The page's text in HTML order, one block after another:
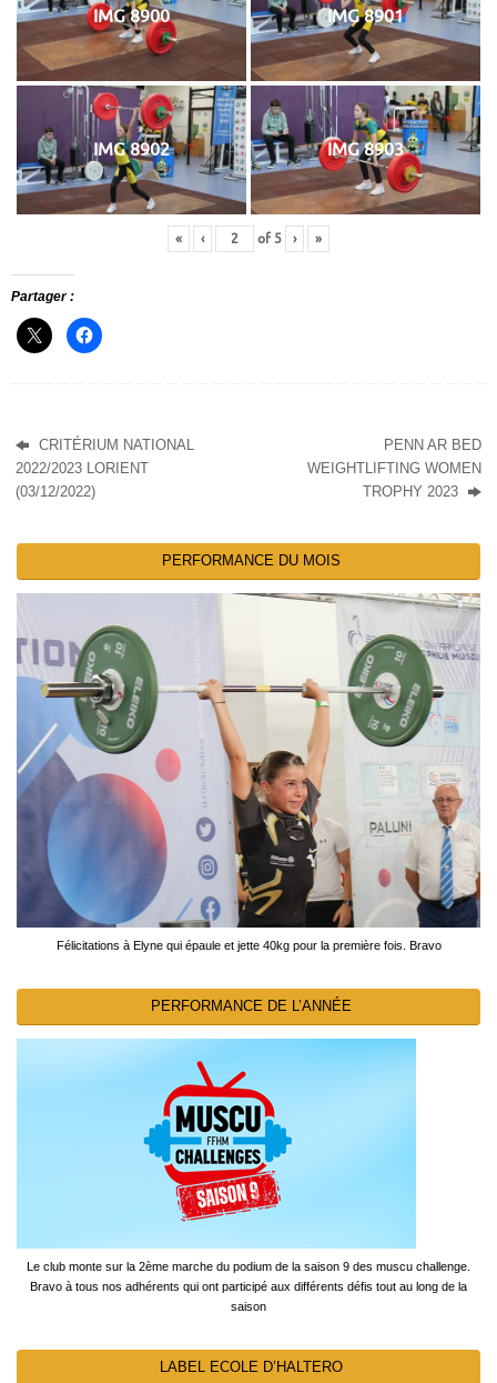
IMG 8900 IMG 8901
IMG 8902 IMG 8903
« ‹ of 5 › »
Partager :
CRITÉRIUM NATIONAL
2022/2023 LORIENT
(03/12/2022)
PENN AR BED
WEIGHTLIFTING WOMEN
TROPHY 2023
PERFORMANCE DU MOIS
Félicitations à Elyne qui épaule et jette 40kg pour la première fois. Bravo
PERFORMANCE DE L’ANNÉE
Le club monte sur la 2ème marche du podium de la saison 9 des muscu challenge.
Bravo à tous nos adhérents qui ont participé aux différents défis tout au long de la
saison
LABEL ECOLE D’HALTERO